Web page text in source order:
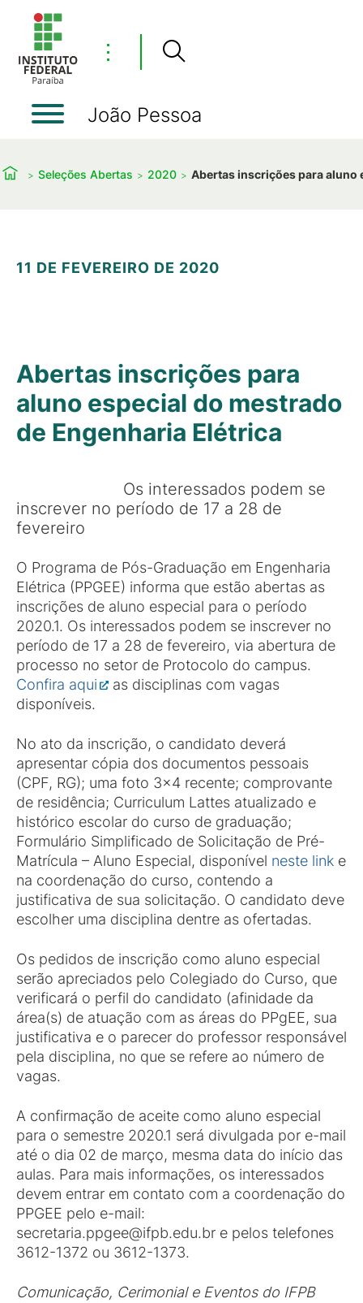
⋮
João Pessoa
Seleções Abertas 2020 Abertas inscrições para aluno
11 DE FEVEREIRO DE 2020
Abertas inscrições para
aluno especial do mestrado
de Engenharia Elétrica
Os interessados podem se
inscrever no período de 17 a 28 de
fevereiro
O Programa de Pós-Graduação em Engenharia
Elétrica (PPGEE) informa que estão abertas as
inscrições de aluno especial para o período
2020.1. Os interessados podem se inscrever no
período de 17 a 28 de fevereiro, via abertura de
processo no setor de Protocolo do campus.
Confira aqui
as disciplinas com vagas
disponíveis.
No ato da inscrição, o candidato deverá
apresentar cópia dos documentos pessoais
(CPF, RG); uma foto 3x4 recente; comprovante
de residência; Curriculum Lattes atualizado e
histórico escolar do curso de graduação;
Formulário Simplificado de Solicitação de Pré-
Matrícula – Aluno Especial, disponível neste link e
na coordenação do curso, contendo a
justificativa de sua solicitação. O candidato deve
escolher uma disciplina dentre as ofertadas.
Os pedidos de inscrição como aluno especial
serão apreciados pelo Colegiado do Curso, que
verificará o perfil do candidato (afinidade da
área(s) de atuação com as áreas do PPgEE, sua
justificativa e o parecer do professor responsável
pela disciplina, no que se refere ao número de
vagas.
A confirmação de aceite como aluno especial
para o semestre 2020.1 será divulgada por e-mail
até o dia 02 de março, mesma data do início das
aulas. Para mais informações, os interessados
devem entrar em contato com a coordenação do
PPGEE pelo e-mail:
secretaria.ppgee@ifpb.edu.br e pelos telefones
3612-1372 ou 3612-1373.
Comunicação, Cerimonial e Eventos do IFPB